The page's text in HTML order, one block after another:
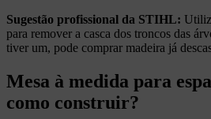
Sugestão profissional da STIHL:
para remover a casca dos troncos das
tiver um, pode comprar madeira já
Mesa à medida para
como construir?